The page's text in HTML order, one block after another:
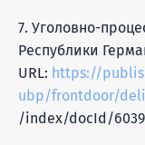
7. Уголовно-
Республики
URL: https://
ubp/frontdoor/
/index/docId/